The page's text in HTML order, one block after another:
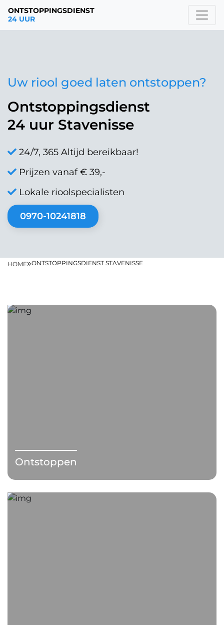
ONTSTOPPINGSDIENST
24 UUR
Uw riool goed laten ontstoppen?
Ontstoppingsdienst
24 uur Stavenisse
24/7, 365 Altijd bereikbaar!
Prijzen vanaf € 39,-
Lokale rioolspecialisten
0970-10241818
HOME»ONTSTOPPINGSDIENST STAVENISSE
Ontstoppen